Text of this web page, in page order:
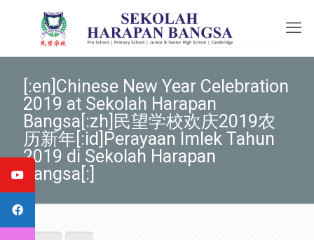
[:en]Chinese New Year Celebration
2019 at Sekolah Harapan
Bangsa[:zh]民望学校欢庆2019农
历新年[:id]Perayaan Imlek Tahun
2019 di Sekolah Harapan
Bangsa[:]